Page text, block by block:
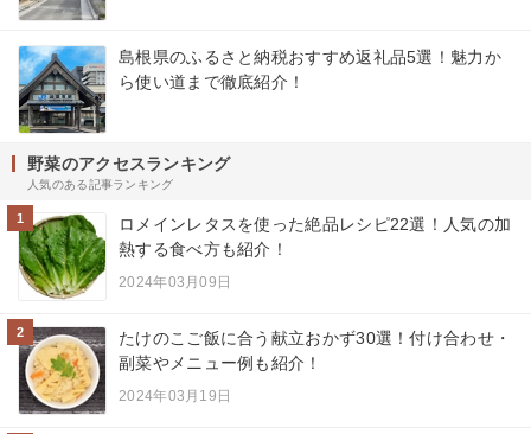
島根県のふるさと納税おすすめ返礼品5選！魅力か
ら使い道まで徹底紹介！
野菜のアクセスランキング
人気のある記事ランキング
1
ロメインレタスを使った絶品レシピ22選！人気の加
熱する食べ方も紹介！
2024年03月09日
2
たけのこご飯に合う献立おかず30選！付け合わせ・
副菜やメニュー例も紹介！
2024年03月19日